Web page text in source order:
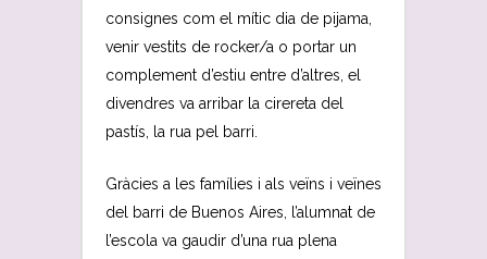
consignes com el mític dia de pijama,
venir vestits de rocker/a o portar un
complement d’estiu entre d’altres, el
divendres va arribar la cirereta del
pastís, la rua pel barri.
Gràcies a les famílies i als veïns i veïnes
del barri de Buenos Aires, l’alumnat de
l’escola va gaudir d’una rua plena